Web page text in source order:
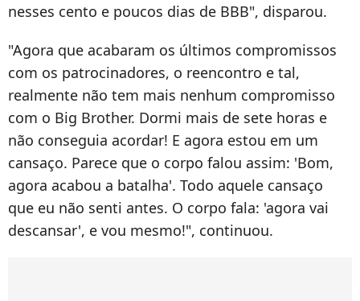
nesses cento e poucos dias de BBB", disparou.
"Agora que acabaram os últimos compromissos
com os patrocinadores, o reencontro e tal,
realmente não tem mais nenhum compromisso
com o Big Brother. Dormi mais de sete horas e
não conseguia acordar! E agora estou em um
cansaço. Parece que o corpo falou assim: 'Bom,
agora acabou a batalha'. Todo aquele cansaço
que eu não senti antes. O corpo fala: 'agora vai
descansar', e vou mesmo!", continuou.